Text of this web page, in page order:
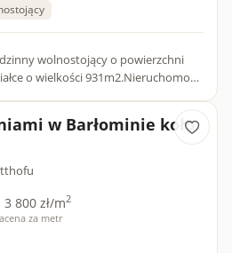
wolnostojący o powierzchni
o wielkości 931m2.Nieruchomość
w Barłominie koło
3 800 zł/m2
cena za metr